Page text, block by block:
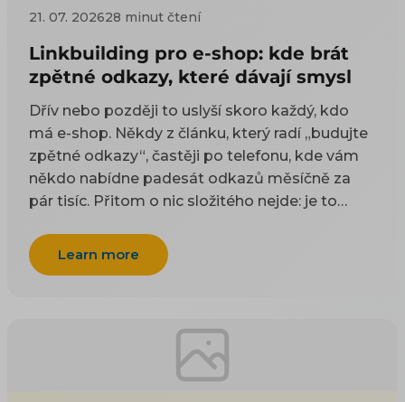
21. 07. 202628 minut čtení
Linkbuilding pro e-shop: kde brát
zpětné odkazy, které dávají smysl
Dřív nebo později to uslyší skoro každý, kdo
má e-shop. Někdy z článku, který radí „budujte
zpětné odkazy“, častěji po telefonu, kde vám
někdo nabídne padesát odkazů měsíčně za
pár tisíc. Přitom o nic složitého nejde: je to
odkazy odjakživa bere jako doporučení — čím
víc důvěryhodných webů na vás ukazuje, tím
si to začnete zjišťovat, najdete dva druhy rad a
ani jeden vám nepomůže. Návody psané pro
blogery poradí, ať napíšete skvělý článek, na
Learn more